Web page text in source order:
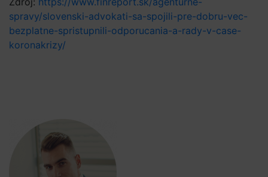
spravy/slovenski-advokati-sa-spojili-pre-dobru-vec-
bezplatne-spristupnili-odporucania-a-rady-v-case-
koronakrizy/